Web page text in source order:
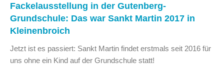
Fackelausstellung in der Gutenberg-
Grundschule: Das war Sankt Martin 2017 in
Kleinenbroich
Jetzt ist es passiert: Sankt Martin findet erstmals seit 2016 für
uns ohne ein Kind auf der Grundschule statt!